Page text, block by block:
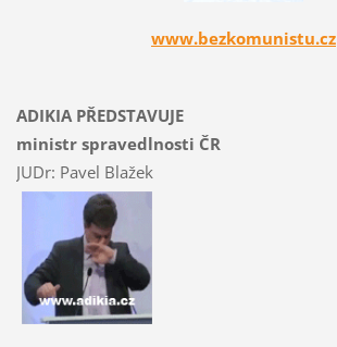
www.bezkomunistu.cz
ADIKIA PŘEDSTAVUJE
ministr spravedlnosti ČR
JUDr: Pavel Blažek